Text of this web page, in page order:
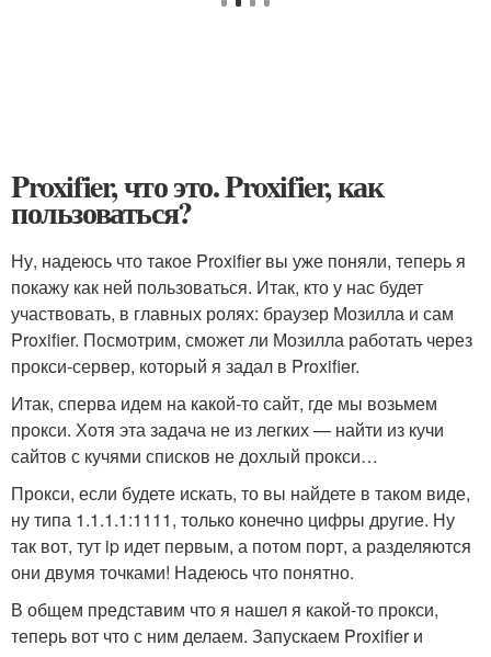
Proxifier, что это. Proxifier, как
пользоваться?
Ну, надеюсь что такое Proxifier вы уже поняли, теперь я
покажу как ней пользоваться. Итак, кто у нас будет
участвовать, в главных ролях: браузер Мозилла и сам
Proxifier. Посмотрим, сможет ли Мозилла работать через
прокси-сервер, который я задал в Proxifier.
Итак, сперва идем на какой-то сайт, где мы возьмем
прокси. Хотя эта задача не из легких — найти из кучи
сайтов с кучями списков не дохлый прокси…
Прокси, если будете искать, то вы найдете в таком виде,
ну типа 1.1.1.1:1111, только конечно цифры другие. Ну
так вот, тут ip идет первым, а потом порт, а разделяются
они двумя точками! Надеюсь что понятно.
В общем представим что я нашел я какой-то прокси,
теперь вот что с ним делаем. Запускаем Proxifier и